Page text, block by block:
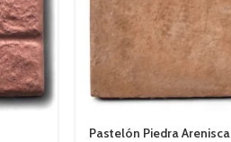
Pastelón Piedra Arenisca